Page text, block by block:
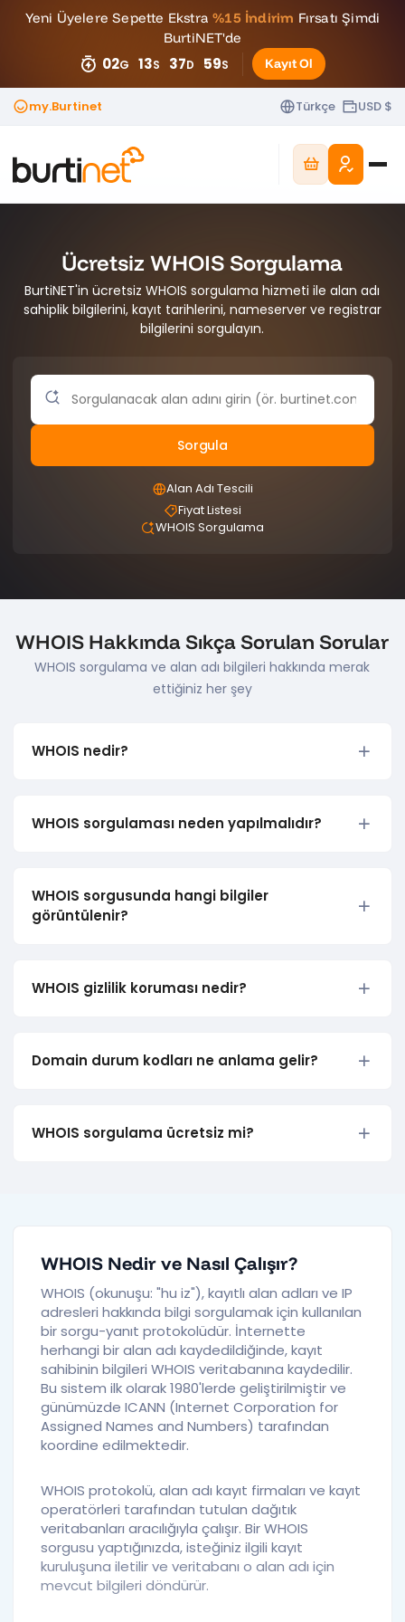
Yeni Üyelere Sepette Ekstra%15 İndirim Fırsatı Şimdi
BurtiNET'de
02G 13S 37D 57S Kayıt Ol
my.Burtinet Türkçe USD $
Ücretsiz WHOIS Sorgulama
BurtiNET'in ücretsiz WHOIS sorgulama hizmeti ile alan adı
sahiplik bilgilerini, kayıt tarihlerini, nameserver ve registrar
bilgilerini sorgulayın.
Sorgula
Alan Adı Tescili
Fiyat Listesi
WHOIS Sorgulama
WHOIS Hakkında Sıkça Sorulan Sorular
WHOIS sorgulama ve alan adı bilgileri hakkında merak
ettiğiniz her şey
WHOIS nedir?
WHOIS sorgulaması neden yapılmalıdır?
WHOIS sorgusunda hangi bilgiler
görüntülenir?
WHOIS gizlilik koruması nedir?
Domain durum kodları ne anlama gelir?
WHOIS sorgulama ücretsiz mi?
WHOIS Nedir ve Nasıl Çalışır?
WHOIS (okunuşu: "hu iz"), kayıtlı alan adları ve IP
adresleri hakkında bilgi sorgulamak için kullanılan
bir sorgu-yanıt protokolüdür. İnternette
herhangi bir alan adı kaydedildiğinde, kayıt
sahibinin bilgileri WHOIS veritabanına kaydedilir.
Bu sistem ilk olarak 1980'lerde geliştirilmiştir ve
günümüzde ICANN (Internet Corporation for
Assigned Names and Numbers) tarafından
koordine edilmektedir.
WHOIS protokolü, alan adı kayıt firmaları ve kayıt
operatörleri tarafından tutulan dağıtık
veritabanları aracılığıyla çalışır. Bir WHOIS
sorgusu yaptığınızda, isteğiniz ilgili kayıt
kuruluşuna iletilir ve veritabanı o alan adı için
mevcut bilgileri döndürür.